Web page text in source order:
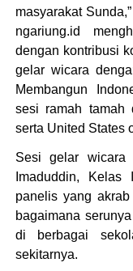
masyarakat
ngariung.id
dengan kontribusi
gelar wicara
Membangun
sesi ramah tamah
serta United States
Sesi gelar wicara
Imaduddin, Kelas
panelis yang
bagaimana
di berbagai
sekitarnya.